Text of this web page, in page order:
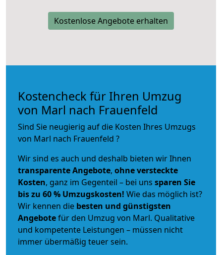
Kostenlose Angebote erhalten
Kostencheck für Ihren Umzug
von Marl nach Frauenfeld
Sind Sie neugierig auf die Kosten Ihres Umzugs
von Marl nach Frauenfeld ?
Wir sind es auch und deshalb bieten wir Ihnen
transparente Angebote, ohne versteckte
Kosten, ganz im Gegenteil – bei uns sparen Sie
bis zu 60 % Umzugskosten! Wie das möglich ist?
Wir kennen die besten und günstigsten
Angebotefür den Umzug von Marl. Qualitative
und kompetente Leistungen – müssen nicht
immer übermäßig teuer sein.